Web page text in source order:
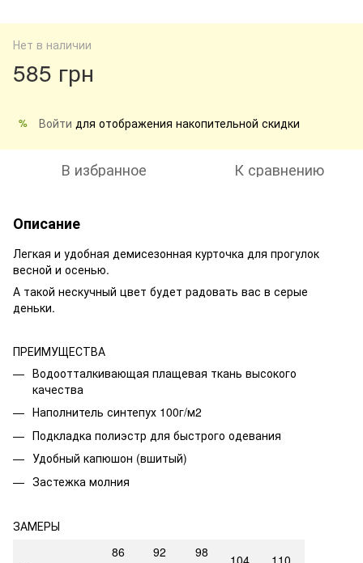
Нет в наличии
585 грн
% Войти для отображения накопительной скидки
В избранное К сравнению
Описание
Легкая и удобная демисезонная курточка для прогулок
весной и осенью.
А такой нескучный цвет будет радовать вас в серые
деньки.
ПРЕИМУЩЕСТВА
Водоотталкивающая плащевая ткань высокого
качества
Наполнитель синтепух 100г/м2
Подкладка полиэстр для быстрого одевания
Удобный капюшон (вшитый)
Застежка молния
ЗАМЕРЫ
86
92
98
104
110